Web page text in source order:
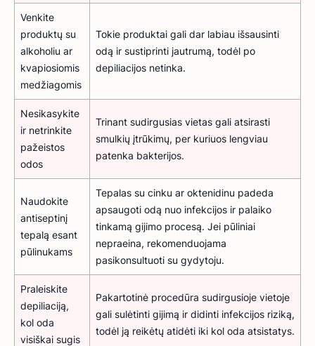
Venkite
produktų su
alkoholiu ar
kvapiosiomis
medžiagomis
Tokie produktai gali dar labiau išsausinti
odą ir sustiprinti jautrumą, todėl po
depiliacijos netinka.
Nesikasykite
ir netrinkite
pažeistos
odos
Trinant sudirgusias vietas gali atsirasti
smulkių įtrūkimų, per kuriuos lengviau
patenka bakterijos.
Naudokite
antiseptinį
tepalą esant
pūlinukams
Tepalas su cinku ar oktenidinu padeda
apsaugoti odą nuo infekcijos ir palaiko
tinkamą gijimo procesą. Jei pūliniai
nepraeina, rekomenduojama
pasikonsultuoti su gydytoju.
Praleiskite
depiliaciją,
kol oda
visiškai sugis
Pakartotinė procedūra sudirgusioje vietoje
gali sulėtinti gijimą ir didinti infekcijos riziką,
todėl ją reikėtų atidėti iki kol oda atsistatys.